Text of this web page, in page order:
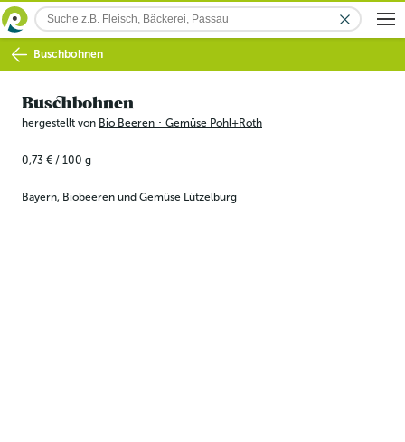
Buschbohnen
Buschbohnen
hergestellt von Bio Beeren ･ Gemüse Pohl+Roth
0,73 € / 100 g
Bayern, Biobeeren und Gemüse Lützelburg